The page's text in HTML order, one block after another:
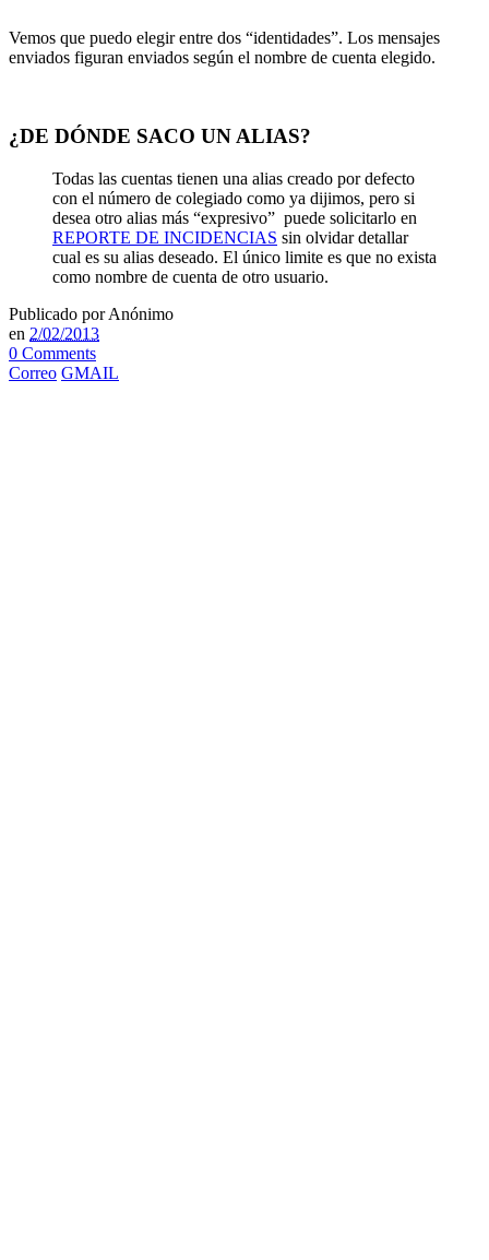
Vemos que puedo elegir entre dos “identidades”. Los mensajes
enviados figuran enviados según el nombre de cuenta elegido.
¿DE DÓNDE SACO UN ALIAS?
Todas las cuentas tienen una alias creado por defecto
con el número de colegiado como ya dijimos, pero si
desea otro alias más “expresivo” puede solicitarlo en
REPORTE DE INCIDENCIAS sin olvidar detallar
cual es su alias deseado. El único limite es que no exista
como nombre de cuenta de otro usuario.
Publicado porAnónimo
en 2/02/2013
0 Comments
Correo GMAIL